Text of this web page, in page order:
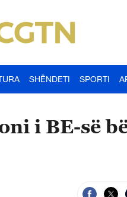
SHËNDETI SPORTI
i BE-së